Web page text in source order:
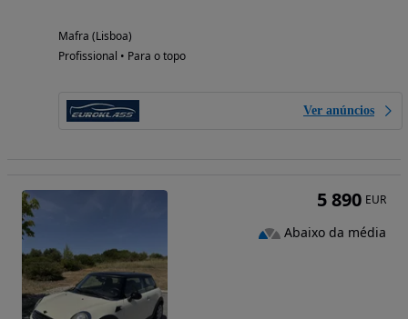
Mafra (Lisboa)
Profissional • Para o topo
Ver anúncios
5 890 EUR
Abaixo da média